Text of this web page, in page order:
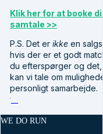
Klik her for at booke
samtale >>
P.S. Det er ikke en
hvis der er et godt
du efterspørger og
kan vi tale om
personligt samarbejde.
WE DO RUN